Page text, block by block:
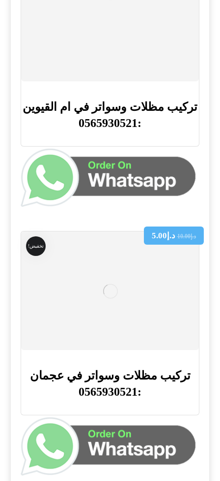
تركيب مظلات وسواتر في ام القيوين
:0565930521
تخفيض!
تركيب مظلات وسواتر في عجمان
:0565930521
د.إ10.00 د.إ 5.00